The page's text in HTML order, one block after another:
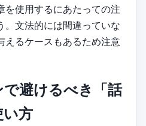
を使用するにあたっての注
。文法的には間違っていな
えるケースもあるため注意
避けるべき「話
い方